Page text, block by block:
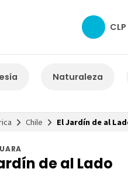
CLP
Naturaleza
Chile El Jardín de al
de al Lado